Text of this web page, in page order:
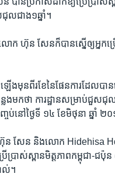
ជាង​១ឆ្នាំ។
ហ៊ុន សែន​ក៏​បាន​ស្នើ​ឲ្យ​អ្នក​ប្រ
នឡើង​មុន​ពីរ​ខែ​នៃ​ផែនការ​ដែល​ប
មក​ថា​ ការដ្ឋាន​សម្រាប់​ជួស​ជុ
ប់​នៅ​ថ្ងៃ​ទី​ ១៤​ ខែ​មិថុនា​ ឆ្នាំ ​២
សែន​ ​និង​លោក​ Hidehisa
ប្រាស់​ស្ពាន​មិត្ត​ភាព​កម្ពុជា​-ជប៉ុ
ល់។